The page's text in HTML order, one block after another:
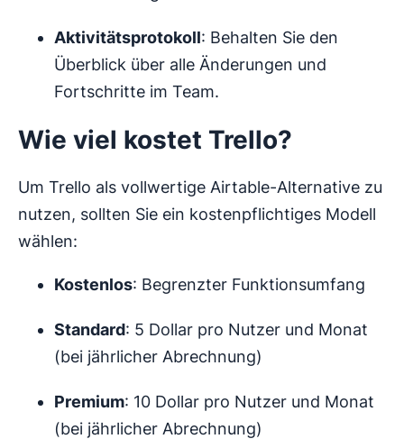
Aktivitätsprotokoll: Behalten Sie den
Überblick über alle Änderungen und
Fortschritte im Team.
Wie viel kostet Trello?
Um Trello als vollwertige Airtable-Alternative zu
nutzen, sollten Sie ein kostenpflichtiges Modell
wählen:
Kostenlos: Begrenzter Funktionsumfang
Standard: 5 Dollar pro Nutzer und Monat
(bei jährlicher Abrechnung)
Premium: 10 Dollar pro Nutzer und Monat
(bei jährlicher Abrechnung)